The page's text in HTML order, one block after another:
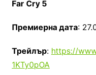
Far Cry 5
Премиерна дата:
Трейлър: https://
1KTy0pOA